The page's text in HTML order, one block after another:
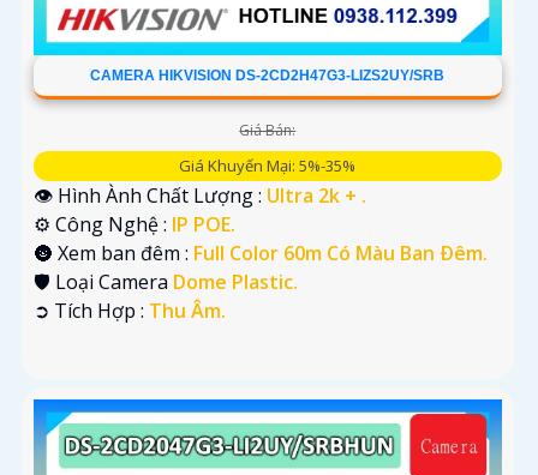
CAMERA HIKVISION DS-2CD2H47G3-LIZS2UY/SRB
Giá Bán:
Giá Khuyến Mại: 5%-35%
👁 Hình Ành Chất Lượng : Ultra 2k + .
⚙ Công Nghệ : IP POE.
🌚 Xem ban đêm : Full Color 60m Có Màu Ban Ðêm.
🛡 Loại Camera Dome Plastic.
️➲ Tích Hợp : Thu Âm.